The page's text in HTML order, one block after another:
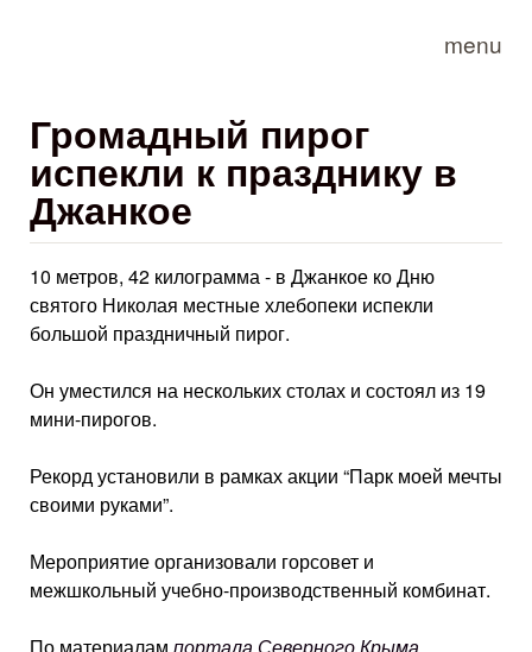
menu
Громадный пирог
испекли к празднику в
Джанкое
10 метров, 42 килограмма - в Джанкое ко Дню
святого Николая местные хлебопеки испекли
большой праздничный пирог.
Он уместился на нескольких столах и состоял из 19
мини-пирогов.
Рекорд установили в рамках акции “Парк моей мечты
своими руками”.
Мероприятие организовали горсовет и
межшкольный учебно-производственный комбинат.